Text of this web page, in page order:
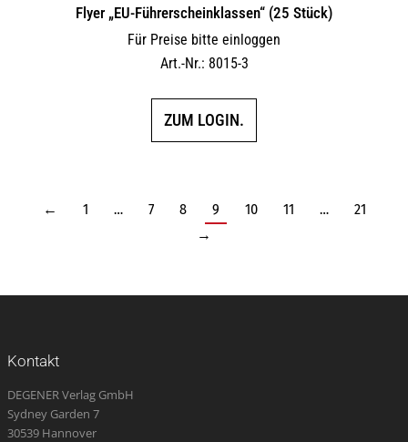
Flyer „EU-Führerscheinklassen“ (25 Stück)
Für Preise bitte einloggen
Art.-Nr.: 8015-3
ZUM LOGIN.
← 1 … 7 8 9 10 11 …
21
→
Kontakt
DEGENER Verlag GmbH
Sydney Garden 7
30539 Hannover